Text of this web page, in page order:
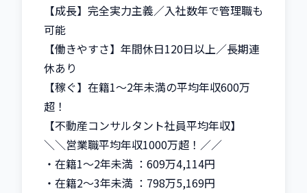
【成長】完全実力主義／入社数年で管理職も
可能
【働きやすさ】年間休日120日以上／長期連
休あり
【稼ぐ】在籍1～2年未満の平均年収600万
超！
【不動産コンサルタント社員平均年収】
＼＼営業職平均年収1000万超！／／
・在籍1～2年未満 ：609万4,114円
・在籍2～3年未満 ：798万5,169円